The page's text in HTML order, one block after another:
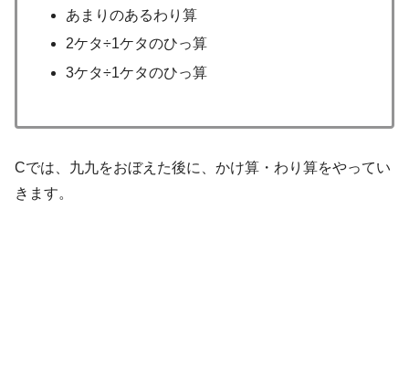
あまりのあるわり算
2ケタ÷1ケタのひっ算
3ケタ÷1ケタのひっ算
Cでは、九九をおぼえた後に、かけ算・わり算をやってい
きます。